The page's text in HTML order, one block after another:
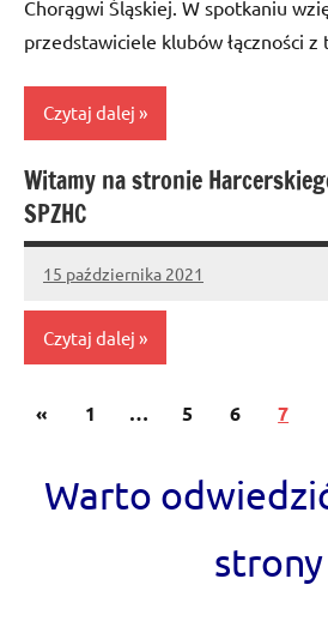
Chorągwi Śląskiej. W spotkaniu
przedstawiciele klubów łączności
Czytaj dalej
Bez
kategorii
Witamy na stronie
SPZHC
15 października 2021
Administrator
No
comments
Czytaj dalej
Bez
Stronicowanie
«Previous
1 … 5 6 7
Warto
strony